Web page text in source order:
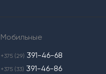
Мобильные
+375 (29) 391-46-68
+375 (33) 391-46-86